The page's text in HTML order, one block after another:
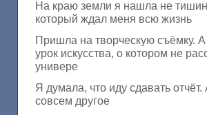
На краю земли я нашла не
который ждал меня всю жизнь
Пришла на творческую съёмку.
урок искусства, о котором не
универе
Я думала, что иду сдавать
совсем другое